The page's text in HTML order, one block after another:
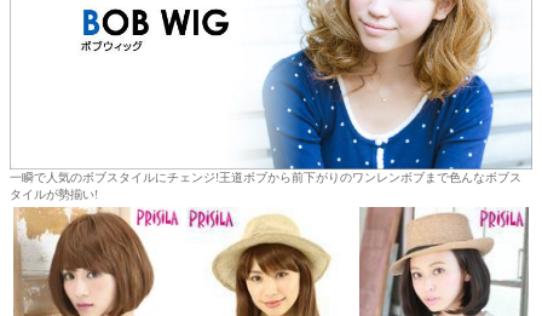
一瞬で人気のボブスタイルにチェンジ!王道ボブから前下がりのワンレンボブまで色んなボブス
タイルが勢揃い!